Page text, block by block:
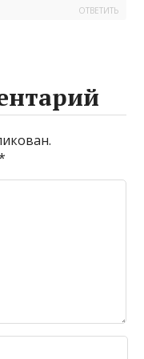
ОТВЕТИТЬ